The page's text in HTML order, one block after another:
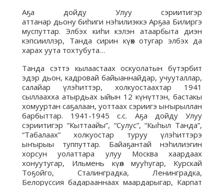
Аҕа дойду Улуу сэриитигэр
аттанар дьону биһиги нэһилиэккэ Арҕаа Билиргэ
муспуттар. Элбэх киһи кэлэн атаарбыта диэн
кэпсииллэр, Танда сирин күөх отугар элбэх да
харах уута тохтубута…
Танда сэттэ кылаастаах оскуолатын бүтэрбит
эдэр дьон, кадровай байыаннайдар, учууталлар,
салайар үлэһиттэр, холкуостаахтар 1941
сыллаахха атырдьах ыйын 12 күнүттэн, бастакы
хомууртан саҕалаан, уоттаах сэриигэ ыҥырыллан
барбыттар. 1941-1945 с.с. Аҕа дойду Улуу
сэриитигэр “Кыттаайы”, “Сулус”, “Кыһыл Танда”,
“Табалаах” холкуостар туруу үлэһиттэрэ
ыҥырыы туппуттар. Байаҕантай нэһилиэгин
хорсун уолаттара улуу Москва хаардаах
хонуутугар, Ильмень күөл мууһугар, Курскай
Тоҕойго, Сталинградка, Ленинградка,
Белоруссия бадарааннаах маардарыгар, Карпат